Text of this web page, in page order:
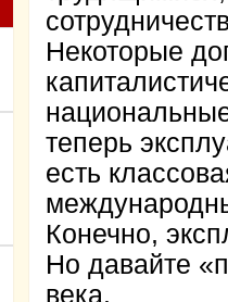
Некоторые
теперь
есть
Конечно,
Но давайте
века.